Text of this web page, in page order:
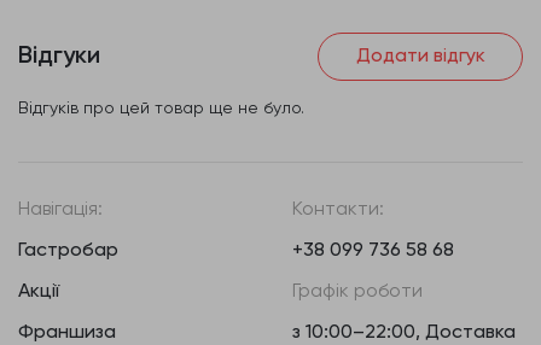
Відгуки Додати відгук
Відгуків про цей товар ще не було.
Навігація:
Гастробар
Акції
Франшиза
Контакти:
+38 099 736 58 68
Графік роботи
з 10:00–22:00, Доставка